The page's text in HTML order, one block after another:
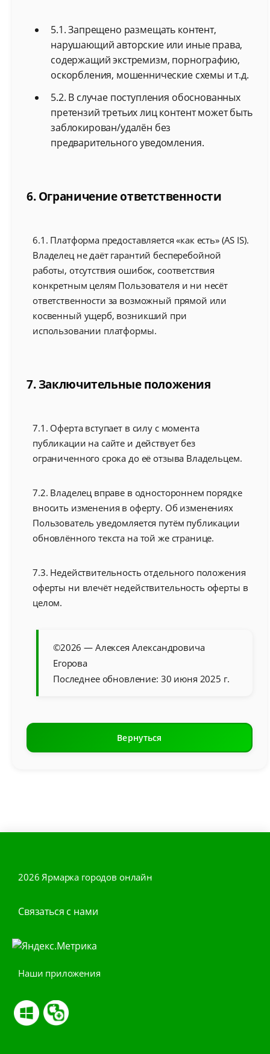
5.1. Запрещено размещать контент,
нарушающий авторские или иные права,
содержащий экстремизм, порнографию,
оскорбления, мошеннические схемы и т.д.
5.2. В случае поступления обоснованных
претензий третьих лиц контент может быть
заблокирован/удалён без
предварительного уведомления.
6. Ограничение ответственности
6.1. Платформа предоставляется «как есть» (AS IS).
Владелец не даёт гарантий бесперебойной
работы, отсутствия ошибок, соответствия
конкретным целям Пользователя и ни несёт
ответственности за возможный прямой или
косвенный ущерб, возникший при
использовании платформы.
7. Заключительные положения
7.1. Оферта вступает в силу с момента
публикации на сайте и действует без
ограниченного срока до её отзыва Владельцем.
7.2. Владелец вправе в одностороннем порядке
вносить изменения в оферту. Об изменениях
Пользователь уведомляется путём публикации
обновлённого текста на той же странице.
7.3. Недействительность отдельного положения
оферты ни влечёт недействительность оферты в
целом.
©2026 — Алексея Александровича
Егорова
Последнее обновление: 30 июня 2025 г.
Вернуться
2026 Ярмарка городов онлайн
Связаться с нами
Наши приложения